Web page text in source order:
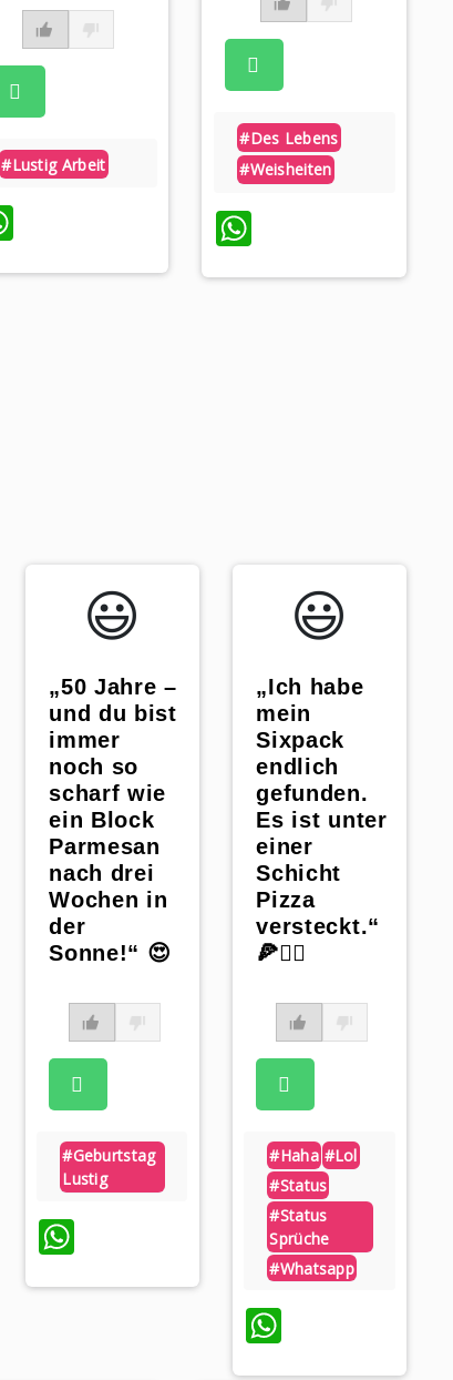
#lustig Arbeit
WhatsApp
#des Lebens
#weisheiten
WhatsApp
😃️
„50 Jahre –
und du bist
immer
noch so
scharf wie
ein Block
Parmesan
nach drei
Wochen in
der
Sonne!“ 😍
#geburtstag
Lustig
😃️
„Ich habe
mein
Sixpack
endlich
gefunden.
Es ist unter
einer
Schicht
Pizza
versteckt.“
🍕🏋️‍♀️
#haha #lol
#status
#status
Sprüche
#whatsapp